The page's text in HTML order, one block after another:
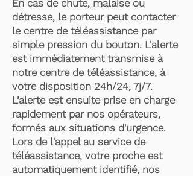
En cas de chute, malaise ou
détresse, le porteur peut contacter
le centre de téléassistance par
simple pression du bouton. L'alerte
est immédiatement transmise à
notre centre de téléassistance, à
votre disposition 24h/24, 7j/7.
L’alerte est ensuite prise en charge
rapidement par nos opérateurs,
formés aux situations d'urgence.
Lors de l'appel au service de
téléassistance, votre proche est
automatiquement identifié, nos